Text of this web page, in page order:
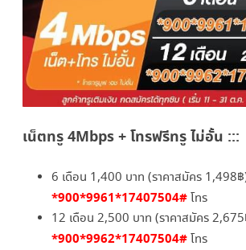
เน็ตทรู 4Mbps + โทรฟรีทรู ไม่อั้น :::
6 เดือน 1,400 บาท (ราคาสมัคร 1,498
*900*9961*17407504#โทร
12 เดือน 2,500 บาท (ราคาสมัคร
*900*9962*17407504#โทร